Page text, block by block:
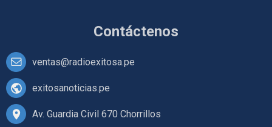
Contáctenos
ventas@radioexitosa.pe
exitosanoticias.pe
Av. Guardia Civil 670 Chorrillos